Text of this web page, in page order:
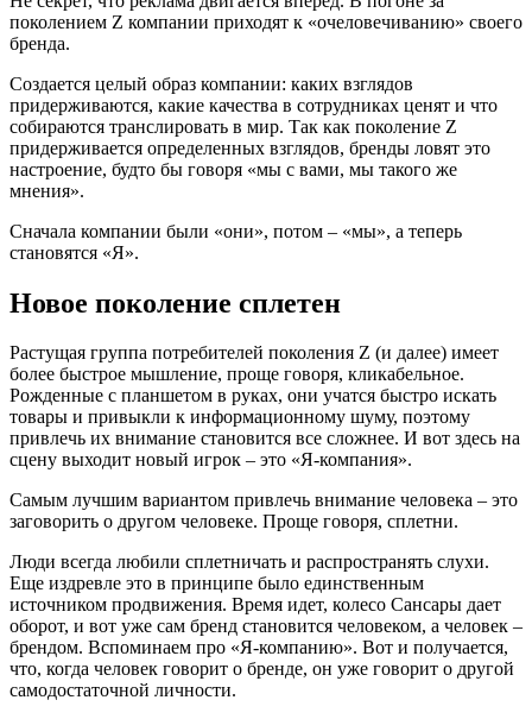
поколением Z компании приходят к «очеловечиванию» своего
бренда.
Создается целый образ компании: каких взглядов
придерживаются, какие качества в сотрудниках ценят и что
собираются транслировать в мир. Так как поколение Z
придерживается определенных взглядов, бренды ловят это
настроение, будто бы говоря «мы с вами, мы такого же
мнения».
Сначала компании были «они», потом – «мы», а теперь
становятся «Я».
Новое поколение сплетен
Растущая группа потребителей поколения Z (и далее) имеет
более быстрое мышление, проще говоря, кликабельное.
Рожденные с планшетом в руках, они учатся быстро искать
товары и привыкли к информационному шуму, поэтому
привлечь их внимание становится все сложнее. И вот здесь на
сцену выходит новый игрок – это «Я-компания».
Самым лучшим вариантом привлечь внимание человека – это
заговорить о другом человеке. Проще говоря, сплетни.
Люди всегда любили сплетничать и распространять слухи.
Еще издревле это в принципе было единственным
источником продвижения. Время идет, колесо Сансары дает
оборот, и вот уже сам бренд становится человеком, а человек –
брендом. Вспоминаем про «Я-компанию». Вот и получается,
что, когда человек говорит о бренде, он уже говорит о другой
самодостаточной личности.